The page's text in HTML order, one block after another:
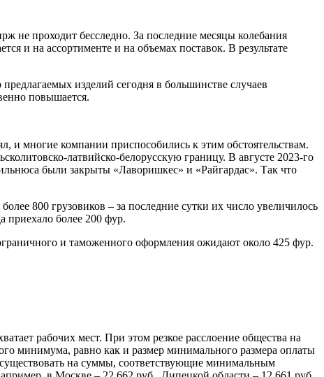
не проходит бесследно. За последние месяцы колебания
и на ассортименте и на объемах поставок. В результате
изделий сегодня в большинстве случаев
повышается.
и многие компании приспособились к этим обстоятельствам.
латвийско-белорусскую границу. В августе 2023-го
были закрыты «Лаворишкес» и «Райгардас». Так что
800 грузовиков – за последние сутки их число увеличилось
приехало более 200 фур.
и таможенного оформления ожидают около 425 фур.
рабочих мест. При этом резкое расслоение общества на
минимума, равно как и размер минимального размера оплаты
на суммы, соответствующие минимальным